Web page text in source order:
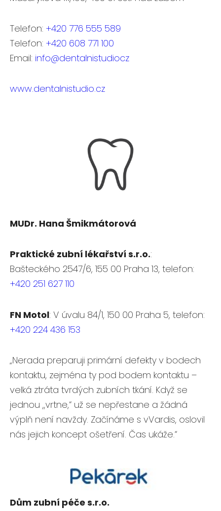
Telefon: +420 776 555 589
Telefon: +420 608 771 100
Email: info@dentalnistudiocz
www.dentalnistudio.cz
MUDr. Hana Šmikmátorová
Praktické zubní lékařství s.r.o.:
Bašteckého 2547/6, 155 00 Praha 13, telefon:
+420 251 627 110
FN Motol: V úvalu 84/1, 150 00 Praha 5, telefon:
+420 224 436 153
„Nerada preparuji primární defekty v bodech
kontaktu, zejména ty pod bodem kontaktu –
velká ztráta tvrdých zubních tkání. Když se
jednou ,,vrtne,“ už se nepřestane a žádná
výplň není navždy. Začínáme s vVardis, oslovil
nás jejich koncept ošetření. Čas ukáže.“
Dům zubní péče s.r.o.